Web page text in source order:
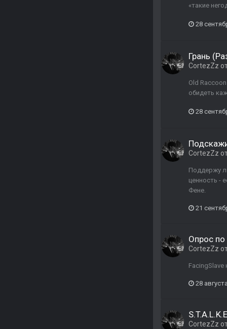
«такие
28
Грань
CortezZz
Old
обидеть
28
CortezZz
Поддержу
ценность -
Фене.
21
Опрос
CortezZz
28
CortezZz